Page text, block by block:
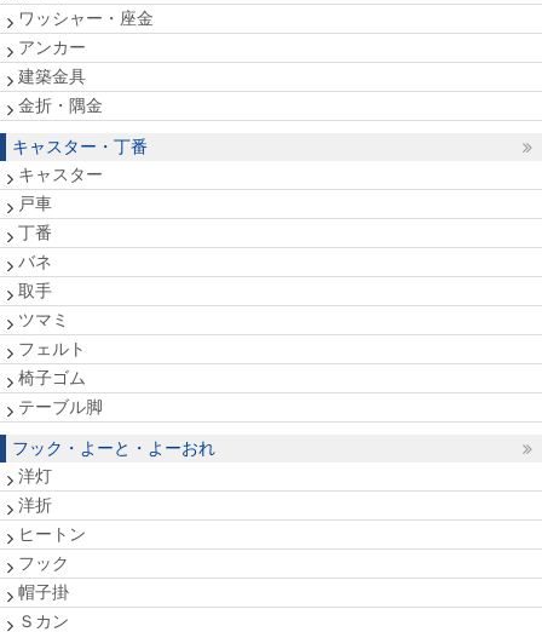
ワッシャー・座金
アンカー
建築金具
金折・隅金
キャスター・丁番
キャスター
戸車
丁番
バネ
取手
ツマミ
フェルト
椅子ゴム
テーブル脚
フック・よーと・よーおれ
洋灯
洋折
ヒートン
フック
帽子掛
Ｓカン